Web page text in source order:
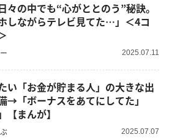
々の中でも“心がととのう”秘訣。
ホしながらテレビ見てた…」＜4コ
2025.07.11
い「お金が貯まる人」の大きな出
→「ボーナスをあてにしてた」
【まんが】
2025.07.07